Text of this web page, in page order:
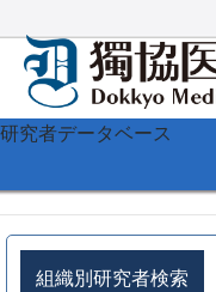
研究者データベース
組織別研究者検索